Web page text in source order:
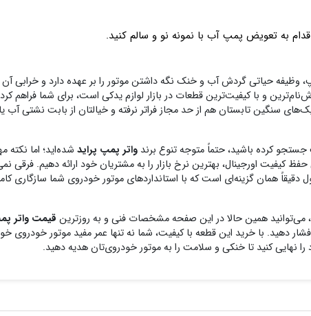
به تعویض پمپ آب با نمونه نو و سالم کنید.
حیاتی گردش آب و خنک نگه داشتن موتور را بر عهده دارد و خرابی
و با کیفیت‌ترین قطعات در بازار لوازم یدکی است، برای شما فراهم
سنگین تابستان هم از حد مجاز فراتر نرفته و خیالتان از بابت نشتی
کرده باشید، حتماً متوجه تنوع برند واتر پمپ پراید شده‌اید؛ اما نکته
اورجینال، بهترین نرخ بازار را به مشتریان خود ارائه دهیم. فرقی
همان گزینه‌ای است که با استانداردهای موتور خودروی شما سازگاری
می‌توانید همین حالا در این صفحه مشخصات فنی و به‌ روزترین قیمت واتر
دهید. با خرید این قطعه با کیفیت، شما نه تنها عمر مفید موتور خودروی
کنید تا خنکی و سلامت را به موتور خودروی‌تان هدیه دهید.